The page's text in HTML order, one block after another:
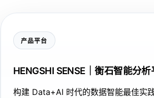
产品平台
HENGSHI SENSE｜衡石智能分析
构建 Data+AI 时代的数据智能最佳实